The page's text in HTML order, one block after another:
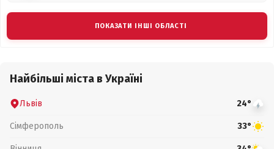
ПОКАЗАТИ ІНШІ ОБЛАСТІ
Найбільші міста в Україні
Львів 24°
Сімферополь 33°